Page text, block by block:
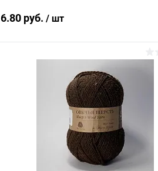
6.80 руб. / шт
В корзину
Купить в 1 клик К сравнению
Под заказ